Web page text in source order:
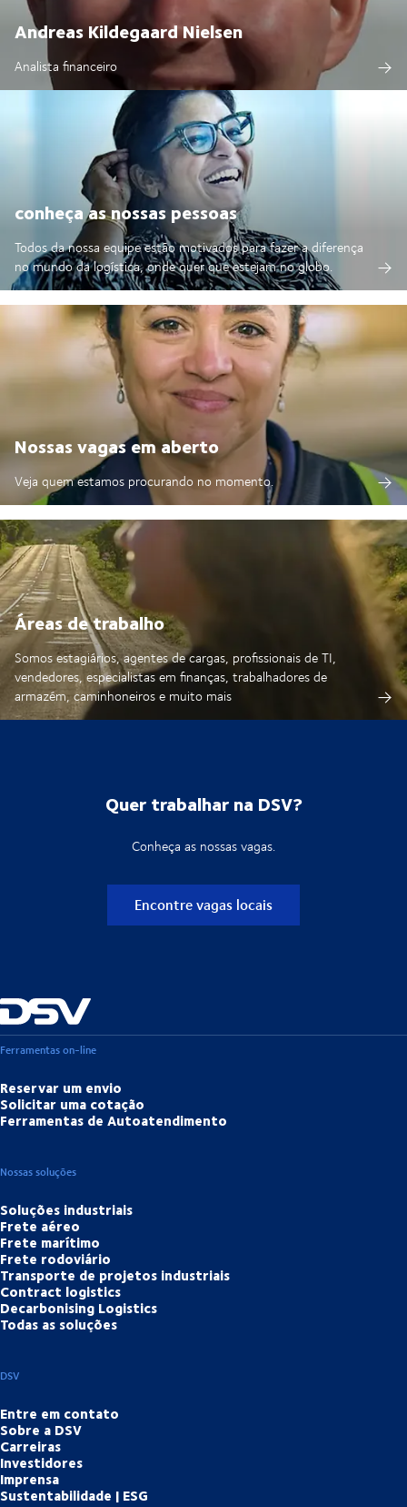
Andreas Kildegaard Nielsen
Analista financeiro
conheça as nossas pessoas
Todos da nossa equipe estão motivados para fazer a diferença
no mundo da logística, onde quer que estejam no globo.
Nossas vagas em aberto
Veja quem estamos procurando no momento.
Áreas de trabalho
Somos estagiários, agentes de cargas, profissionais de TI,
vendedores, especialistas em finanças, trabalhadores de
armazém, caminhoneiros e muito mais
Quer trabalhar na DSV?
Conheça as nossas vagas.
Encontre vagas locais
Ferramentas on-line
Reservar um envio
Solicitar uma cotação
Ferramentas de Autoatendimento
Nossas soluções
Soluções industriais
Frete aéreo
Frete marítimo
Frete rodoviário
Transporte de projetos industriais
Contract logistics
Decarbonising Logistics
Todas as soluções
DSV
Entre em contato
Sobre a DSV
Carreiras
Investidores
Imprensa
Sustentabilidade | ESG